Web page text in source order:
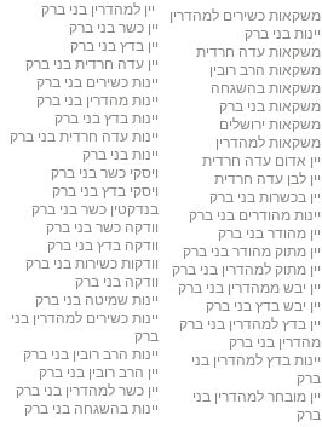
יין למהדרין בני ברק
יין כשר בני ברק
יין בדץ בני ברק
יין עדה חרדית בני ברק
יינות כשירים בני ברק
יינות מהדרין בני ברק
יינות בדץ בני ברק
יינות עדה חרדית בני ברק
יינות בני ברק
ויסקי כשר בני ברק
ויסקי בדץ בני ברק
בנדקטין כשר בני ברק
וודקה כשר בני ברק
וודקה בדץ בני ברק
וודקות כשירות בני ברק
וודקה בני ברק
יינות שמיטה בני ברק
יינות כשירים למהדרין בני
ברק
יינות הרב רובין בני ברק
יין הרב רובין בני ברק
יין כשר למהדרין בני ברק
יינות בהשגחה בני ברק
משקאות כשירים למהדרין
יינות בני ברק
משקאות עדה חרדית
משקאות הרב רובין
משקאות בהשגחה
משקאות בני ברק
משקאות ירושלים
משקאות למהדרין
יין אדום עדה חרדית
יין לבן עדה חרדית
יין בכשרות בני ברק
יינות מהודרים בני ברק
יין מהודר בני ברק
יין מתוק מהודר בני ברק
יין מתוק למהדרין בני ברק
יין יבש ממהדרין בני ברק
יין יבש בדץ בני ברק
יין בדץ למהדרין בני ברק
מהדרין בני ברק
יינות בדץ למהדרין בני
ברק
יין מובחר למהדרין בני
ברק